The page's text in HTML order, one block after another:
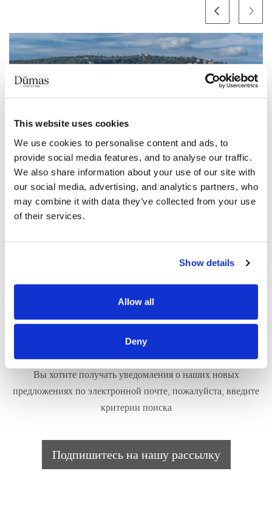
This website uses cookies
We use cookies to personalise content and ads, to
provide social media features, and to analyse our traffic.
We also share information about your use of our site with
our social media, advertising, and analytics partners, who
may combine it with data they’ve collected from your use
of their services.
Show details
Allow all
Deny
SAINT JEAN CAP FERRAT
Мы регулярно обновляем наш выбор недвижимости для
продажи.
Вы хотите получать уведомления о наших новых
предложениях по электронной почте, пожалуйста, введите
критерии поиска
Подпишитесь на нашу рассылку